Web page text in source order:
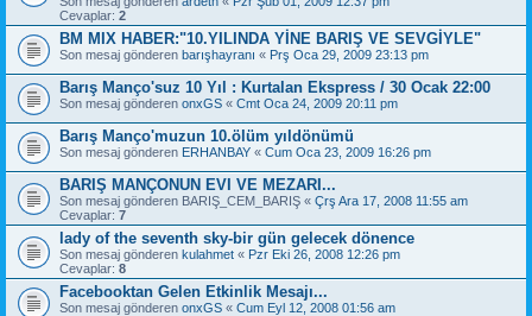
Cevaplar: 2
BM MIX HABER:"10.YILINDA YİNE BARIŞ VE SEVGİYLE"
Son mesaj gönderen barışhayranı « Prş Oca 29, 2009 23:13 pm
Barış Manço'suz 10 Yıl : Kurtalan Ekspress / 30 Ocak 22:00
Son mesaj gönderen onxGS « Cmt Oca 24, 2009 20:11 pm
Barış Manço'muzun 10.ölüm yıldönümü
Son mesaj gönderen ERHANBAY « Cum Oca 23, 2009 16:26 pm
BARIŞ MANÇONUN EVI VE MEZARI...
Son mesaj gönderen BARIŞ_CEM_BARIŞ « Çrş Ara 17, 2008 11:55 am
Cevaplar: 7
lady of the seventh sky-bir gün gelecek dönence
Son mesaj gönderen kulahmet « Pzr Eki 26, 2008 12:26 pm
Cevaplar: 8
Facebooktan Gelen Etkinlik Mesajı...
Son mesaj gönderen onxGS « Cum Eyl 12, 2008 01:56 am